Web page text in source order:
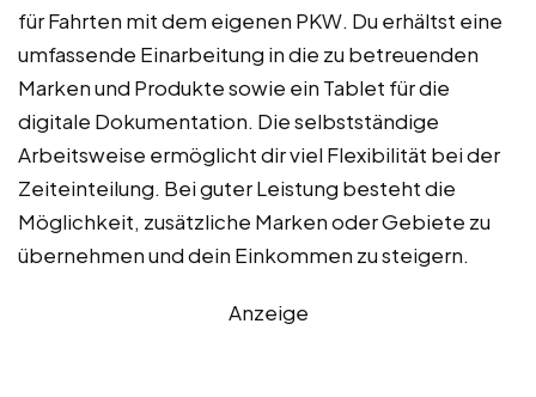
für Fahrten mit dem eigenen PKW. Du erhältst eine
umfassende Einarbeitung in die zu betreuenden
Marken und Produkte sowie ein Tablet für die
digitale Dokumentation. Die selbstständige
Arbeitsweise ermöglicht dir viel Flexibilität bei der
Zeiteinteilung. Bei guter Leistung besteht die
Möglichkeit, zusätzliche Marken oder Gebiete zu
übernehmen und dein Einkommen zu steigern.
Anzeige